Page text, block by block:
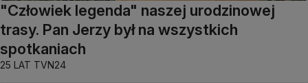
"Człowiek legenda" naszej urodzinowej
trasy. Pan Jerzy był na wszystkich
spotkaniach
25 LAT TVN24